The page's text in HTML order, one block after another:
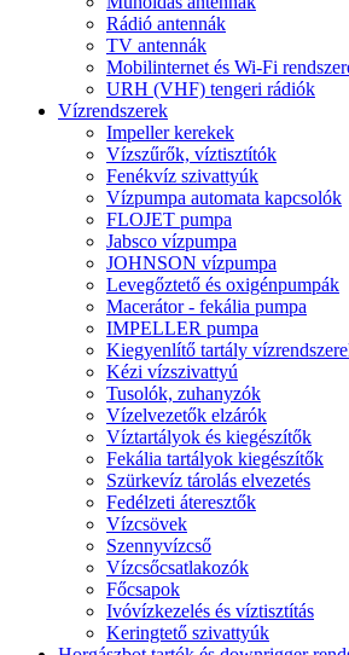
Rádió antennák
TV antennák
Mobilinternet és Wi-Fi
URH (VHF) tengeri rádiók
Vízrendszerek
Impeller kerekek
Vízszűrők, víztisztítók
Fenékvíz szivattyúk
Vízpumpa automata kapcsolók
FLOJET pumpa
Jabsco vízpumpa
JOHNSON vízpumpa
Levegőztető és oxigénpumpák
Macerátor - fekália pumpa
IMPELLER pumpa
Kiegyenlítő tartály
Kézi vízszivattyú
Tusolók, zuhanyzók
Vízelvezetők elzárók
Víztartályok és kiegészítők
Fekália tartályok kiegészítők
Szürkevíz tárolás elvezetés
Fedélzeti áteresztők
Vízcsövek
Szennyvízcső
Vízcsőcsatlakozók
Főcsapok
Ivóvízkezelés és víztisztítás
Keringtető szivattyúk